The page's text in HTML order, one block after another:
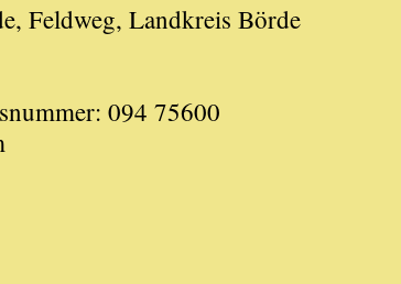
Feldweg, Landkreis Börde
094 75600